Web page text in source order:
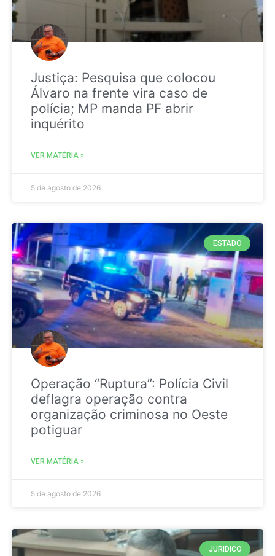
Justiça: Pesquisa que colocou
Álvaro na frente vira caso de
polícia; MP manda PF abrir
inquérito
VER MATÉRIA »
5 de agosto de 2026
ESTADO
Operação “Ruptura”: Polícia Civil
deflagra operação contra
organização criminosa no Oeste
potiguar
VER MATÉRIA »
5 de agosto de 2026
JURIDICO